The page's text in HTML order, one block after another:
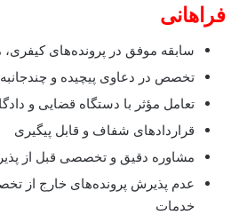
فراهانی
سابقه موفق در پرونده‌های کیفری،
تخصص در دعاوی پیچیده و چندجانبه
تعامل مؤثر با دستگاه قضایی و
قراردادهای شفاف و قابل پیگیری
مشاوره دقیق و تخصصی قبل از
عدم پذیرش پرونده‌های خارج از
خدمات